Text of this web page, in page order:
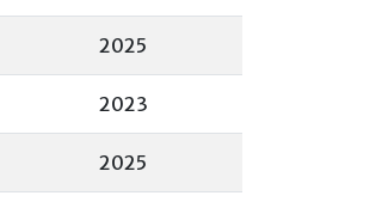
2025
2023
2025